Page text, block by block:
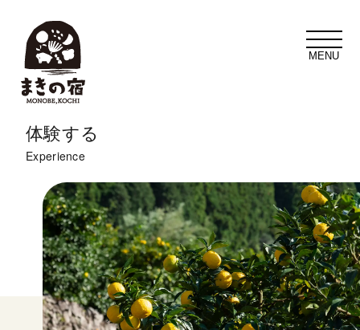
t
o
g
t
i
o
n
体験する
Experience